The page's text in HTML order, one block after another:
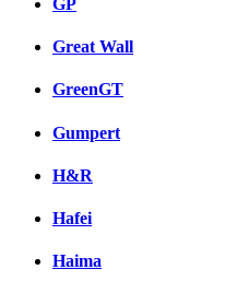
Great Wall
GreenGT
Gumpert
H&R
Hafei
Haima